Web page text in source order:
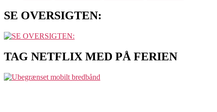
SE OVERSIGTEN:
TAG NETFLIX MED PÅ FERIEN